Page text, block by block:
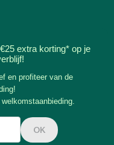
extra korting* op je
en profiteer van de
OK